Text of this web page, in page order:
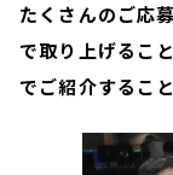
たくさんのご応
で取り上げるこ
でご紹介するこ